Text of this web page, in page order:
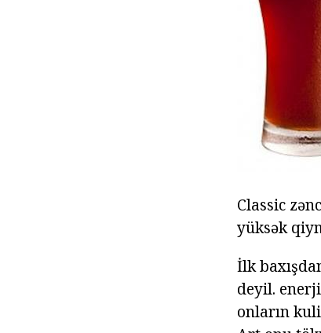
Classic
yüksək
İlk
deyil.
onların